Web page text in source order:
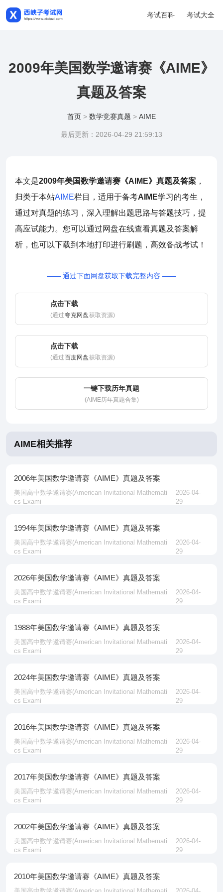
考试百科 考试大全
2009年美国数学邀请赛《AIME》
真题及答案
首页 > 数学竞赛真题 > AIME
最后更新：2026-04-29 21:59:13
本文是2009年美国数学邀请赛《AIME》真题及答案 ，
归类于本站AIME栏目，适用于备考AIME学习的考生，
通过对真题的练习，深入理解出题思路与答题技巧，提
高应试能力。您可以通过网盘在线查看真题及答案解
析，也可以下载到本地打印进行刷题，高效备战考试！
—— 通过下面网盘获取下载完整内容 ——
点击下载
(通过夸克网盘获取资源)
点击下载
(通过百度网盘获取资源)
一键下载历年真题
(AIME历年真题合集)
AIME相关推荐
2006年美国数学邀请赛《AIME》真题及答案
美国高中数学邀请赛‌(American Invitational Mathemati
cs Exami
2026-04-
29
1994年美国数学邀请赛《AIME》真题及答案
美国高中数学邀请赛‌(American Invitational Mathemati
cs Exami
2026-04-
29
2026年美国数学邀请赛《AIME》真题及答案
美国高中数学邀请赛‌(American Invitational Mathemati
cs Exami
2026-04-
29
1988年美国数学邀请赛《AIME》真题及答案
美国高中数学邀请赛‌(American Invitational Mathemati
cs Exami
2026-04-
29
2024年美国数学邀请赛《AIME》真题及答案
美国高中数学邀请赛‌(American Invitational Mathemati
cs Exami
2026-04-
29
2016年美国数学邀请赛《AIME》真题及答案
美国高中数学邀请赛‌(American Invitational Mathemati
cs Exami
2026-04-
29
2017年美国数学邀请赛《AIME》真题及答案
美国高中数学邀请赛‌(American Invitational Mathemati
cs Exami
2026-04-
29
2002年美国数学邀请赛《AIME》真题及答案
美国高中数学邀请赛‌(American Invitational Mathemati
cs Exami
2026-04-
29
2010年美国数学邀请赛《AIME》真题及答案